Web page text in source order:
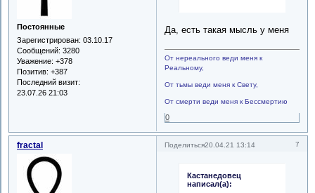
Постоянные
Зарегистрирован: 03.10.17
Сообщений: 3280
Уважение: +378
Позитив: +387
Последний визит:
23.07.26 21:03
Да, есть такая мысль у меня
От нереального веди меня к
Реальному,
От тьмы веди меня к Свету,
От смерти веди меня к Бессмертию
0
Поделиться 7
20.04.21 13:14
fractal
Кастанедовец
написал(а):